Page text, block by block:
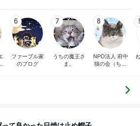
6
ファーブル家
のブログ
7
うちの魔王さ
ま。
8
NPO法人 府中
猫の会（ちゅ